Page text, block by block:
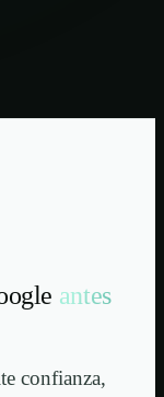
antes
confianza,